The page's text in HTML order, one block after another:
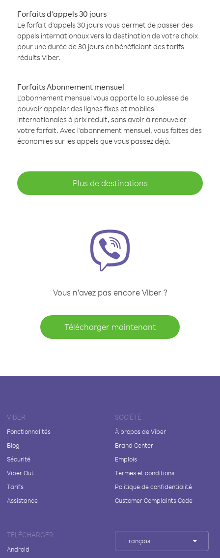
Forfaits d'appels 30 jours
Le forfait d'appels 30 jours vous permet de passer des
appels internationaux vers la destination de votre choix
pour une durée de 30 jours en bénéficiant des tarifs
réduits Viber.
Forfaits Abonnement mensuel
L'abonnement mensuel vous apporte la souplesse de
pouvoir appeler des lignes fixes et mobiles
internationales à prix réduit, sans avoir à renouveler
votre forfait. Avec l'abonnement mensuel, vous faites des
économies sur les appels que vous passez déjà.
Plus de destinations
Vous n’avez pas encore Viber ?
Télécharger maintenant
VIBER
Fonctionnalités
Blog
Sécurité
Viber Out
Tarifs
Assistance
SOCIÉTÉ
À propos de Viber
Brand Center
Emplois
Termes et conditions
Politique de confidentialité
Customer Complaints Code
TÉLÉCHARGER
Android
Français